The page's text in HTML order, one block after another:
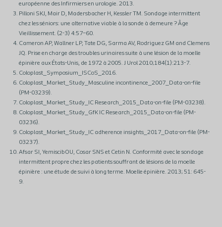
européenne des Infirmiers en urologie. 2013.
Pilloni SKJ, Mair D, Madersbacher H, Kessler TM. Sondage intermittent
chez les séniors: une alternative viable à la sonde à demeure ? Âge
Vieillissement. (2-3) 4:57–60.
Cameron AP, Wallner LP, Tate DG, Sarma AV, Rodriguez GM and Clemens
JQ. Prise en charge des troubles urinaires suite à une lésion de la moelle
épinière aux États-Unis, de 1972 à 2005. J Urol 2010;184(1):213-7.
Coloplast_Symposium_ISCoS_2016.
Coloplast_Market_Study_Masculine incontinence_2007_Data-on-file
(PM-03239).
Coloplast_Market_Study_IC Research_2015_Data-on-file (PM-03238).
Coloplast_Market_Study_GfK IC Research_2015_Data-on-file (PM-
03236).
Coloplast_Market_Study_IC adherence insights_2017_Data-on-file (PM-
03237).
Afsar SI, YemiscibOU, Cosar SNS et Cetin N. Conformité avec le sondage
intermittent propre chez les patients souffrant de lésions de la moelle
épinière : une étude de suivi à long terme. Moelle épinière. 2013; 51: 645-
9.